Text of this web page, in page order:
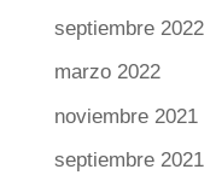
septiembre 2022
marzo 2022
noviembre 2021
septiembre 2021